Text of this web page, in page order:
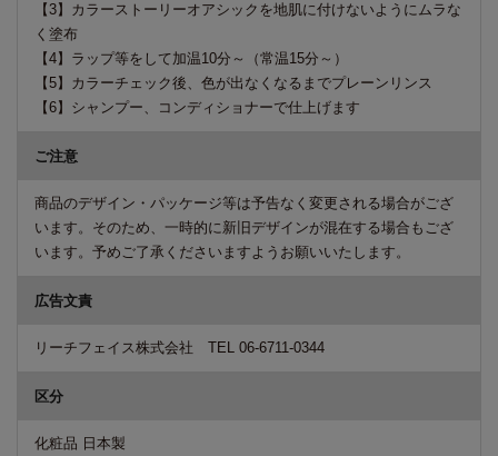
【3】カラーストーリーオアシックを地肌に付けないようにムラな
く塗布
【4】ラップ等をして加温10分～（常温15分～）
【5】カラーチェック後、色が出なくなるまでプレーンリンス
【6】シャンプー、コンディショナーで仕上げます
ご注意
商品のデザイン・パッケージ等は予告なく変更される場合がござ
います。そのため、一時的に新旧デザインが混在する場合もござ
います。予めご了承くださいますようお願いいたします。
広告文責
リーチフェイス株式会社 TEL 06-6711-0344
区分
化粧品 日本製